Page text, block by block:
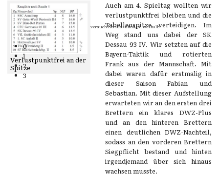
Wenn Dein Gegner Dir ein Remis anbietet, versuch herauszufinden, weshalb
er glaubt schlechter zu stehen.
Nigel Short
0
1
2
3
Verlustpunktfrei an der
Spitze
Auch am 4. Spieltag wollten wir
verlustpunktfrei bleiben und die
Tabellenspitze verteidigen. Im
Weg stand uns dabei der SK
Dessau 93 IV. Wir setzten auf die
Bayern-Taktik und rotierten
Frank aus der Mannschaft. Mit
dabei waren dafür erstmalig in
dieser Saison Fabian und
Sebastian. Mit dieser Aufstellung
erwarteten wir an den ersten drei
Brettern ein klares DWZ-Plus
und an den hinteren Brettern
einen deutlichen DWZ-Nachteil,
sodass an den vorderen Brettern
Siegpflicht bestand und hinten
irgendjemand über sich hinaus
wachsen musste.